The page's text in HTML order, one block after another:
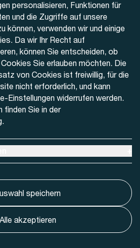
personalisieren, Funktionen für
und die Zugriffe auf unsere
können, verwenden wir und einige
Da wir Ihr Recht auf
können Sie entscheiden, ob
Sie erlauben möchten. Die
von Cookies ist freiwillig, für die
nicht erforderlich, und kann
Einstellungen widerrufen werden.
finden Sie in der
.
speichern
Alle akzeptieren
Cookie-Einstellungnen